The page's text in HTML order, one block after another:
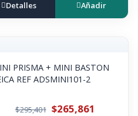
Detalles Añadir
PRISMA + MINI BASTON
REF ADSMINI101-2
$295,401 $265,861